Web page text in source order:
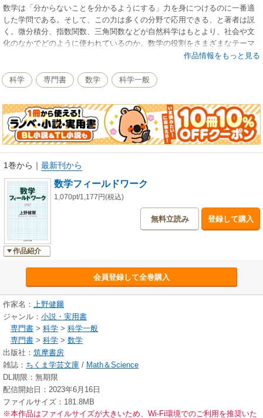
数学は「分からないことを分かるようにする」力を身につけるのに一番適
した学問である。そして、この力は多くの分野で応用できる、と著者は説
く。微分積分、指数関数、三角関数などが自然科学はもとより、社会や文
化のなかでどのように使われているのか。数学の役割をさまざまなテーマ
を通して考察する広い意味での応用数学入門。数学の拡がりとその考え方
誘う。
作品情報をもっと見る
科学 専門書 数学 科学一般
1巻から ｜ 最新刊から
作品紹介
数学フィールドワーク
1,070pt/1,177円(税込)
無料立読み 登録して購入
会員登録して全巻購入
作家名：
上野健爾
ジャンル： 小説・実用書
専門書 > 科学 > 科学一般
専門書 > 科学 > 数学
出版社： 筑摩書房
雑誌： ちくま学芸文庫 / Math＆Science
DL期限：無期限
配信開始日：2023年6月16日
ファイルサイズ：181.8MB
※本作品はファイルサイズが大きいため、Wi-Fi環境でのご利用を推奨いた